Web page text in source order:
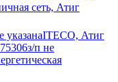
сеть, Атиг
указанаITECO, Атиг
з/п не